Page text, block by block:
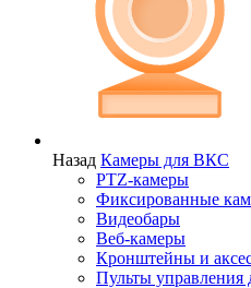
Назад Камеры для ВКС
PTZ-камеры
Фиксированные
Видеобары
Веб-камеры
Кронштейны и
Пульты управления